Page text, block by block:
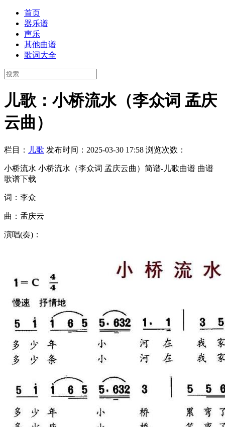
首页
器乐谱
声乐
其他曲谱
歌词大全
儿歌：小桥流水（李众词 孟庆
云曲）
栏目： 儿歌 发布时间：2025-03-30 17:58 浏览次数：
小桥流水 小桥流水（李众词 孟庆云曲）简谱-儿歌曲谱 曲谱
歌谱下载
词：李众
曲：孟庆云
演唱(奏)：